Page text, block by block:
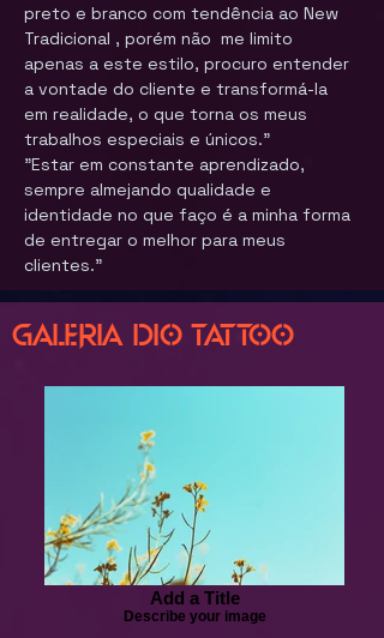
preto e branco com tendência ao New
Tradicional , porém não  me limito
apenas a este estilo, procuro entender
a vontade do cliente e transformá-la
em realidade, o que torna os meus
trabalhos especiais e únicos."
"Estar em constante aprendizado,
sempre almejando qualidade e
identidade no que faço é a minha forma
de entregar o melhor para meus
clientes."
Galeria Dio Tattoo
Add a Title
Describe your image